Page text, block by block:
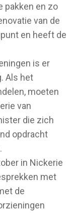
pakken en zo
van de
en heeft de
is er
Als het
moeten
van
die zich
opdracht
in Nickerie
met
de